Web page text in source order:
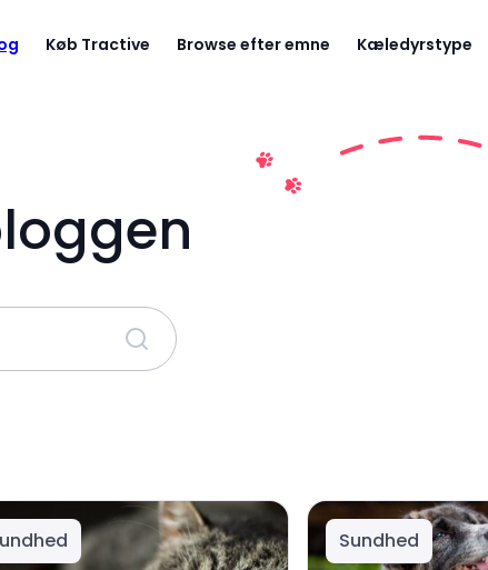
Køb Tractive Browse efter emne Kæledyrstype
Sundhed